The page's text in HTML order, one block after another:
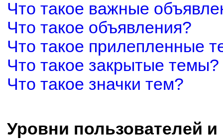
Что такое важные
Что такое объявления?
Что такое прилепленные
Что такое закрытые темы?
Что такое значки тем?
Уровни пользователей